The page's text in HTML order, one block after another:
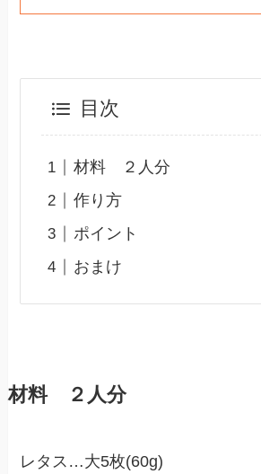
目次
材料 ２人分
作り方
ポイント
おまけ
材料 ２人分
レタス…大5枚(60g)